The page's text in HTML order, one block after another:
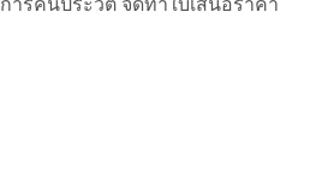
การค้นประวัติ จัดทำใบเสนอราคา